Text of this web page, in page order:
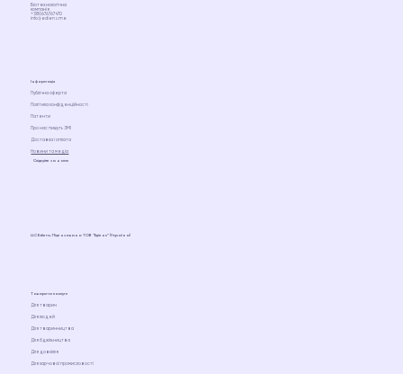
Біотехнологічна
компанія
+380676767470
info@ediens.me
Товари та послуги
Для людей
Для тварин
Для тваринництва
Для бджільництва
Для довкілля
Для харчової промисловості
Інформація
Політика конфіденційності
Публічна оферта
Патенти
Про нас пишуть ЗМІ
Доставка і оплата
Новини та медіа
Слідкуйте за нами
LLC Ediens. Ліцензовано ТОВ “Едіенс” (Україна)